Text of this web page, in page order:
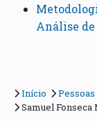
Análise de
Início
Pessoas
Samuel Fonseca